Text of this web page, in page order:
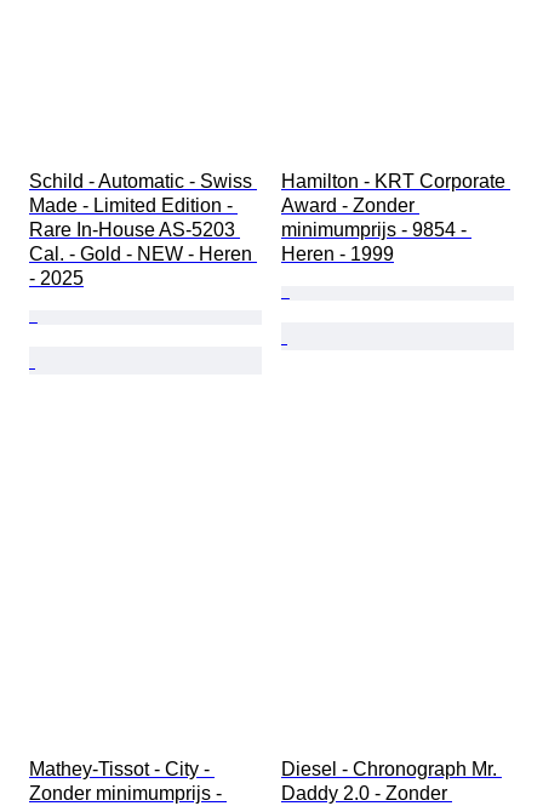
Schild - Automatic - Swiss
Made - Limited Edition -
Rare In-House AS-5203
Cal. - Gold - NEW - Heren
- 2025
Hamilton - KRT Corporate
Award - Zonder
minimumprijs - 9854 -
Heren - 1999
Mathey-Tissot - City -
Zonder minimumprijs -
Diesel - Chronograph Mr.
Daddy 2.0 - Zonder